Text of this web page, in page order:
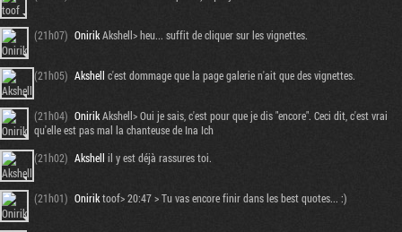
(21h07) OnirikAkshell> heu... suffit de cliquer sur les vignettes.
(21h05) Akshell c'est dommage que la page galerie n'ait que des vignettes.
(21h04) OnirikAkshell> Oui je sais, c'est pour que je dis "encore". Ceci dit, c'est vrai
qu'elle est pas mal la chanteuse de Ina Ich
(21h02) Akshell il y est déjà rassures toi.
(21h01) Oniriktoof> 20:47 > Tu vas encore finir dans les best quotes... :)